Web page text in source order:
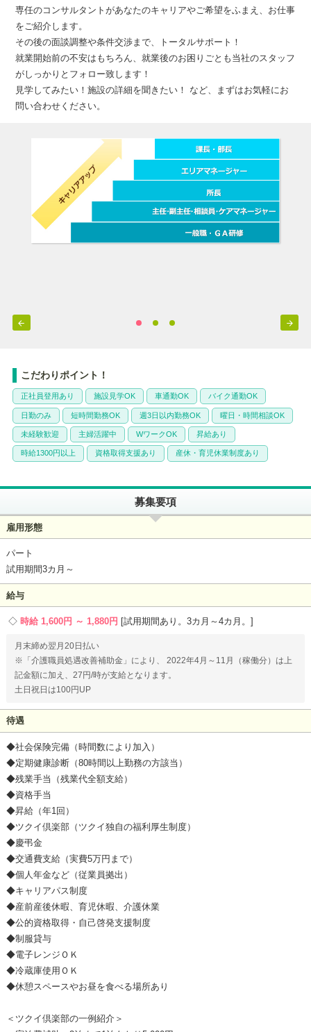
専任のコンサルタントがあなたのキャリアやご希望をふまえ、お仕事
をご紹介します。
その後の面談調整や条件交渉まで、トータルサポート！
就業開始前の不安はもちろん、就業後のお困りごとも当社のスタッフ
がしっかりとフォロー致します！
見学してみたい！施設の詳細を聞きたい！ など、まずはお気軽にお
問い合わせください。
 
こだわりポイント！
正社員登用あり 施設見学OK 車通勤OK バイク通勤OK
日勤のみ 短時間勤務OK 週3日以内勤務OK 曜日・時間相談OK
未経験歓迎 主婦活躍中 WワークOK 昇給あり
時給1300円以上 資格取得支援あり 産休・育児休業制度あり
募集要項
雇用形態
パート
試用期間3カ月～
給与
時給 1,600円 ～ 1,880円 試用期間あり。3カ月～4カ月。
月末締め翌月20日払い
※「介護職員処遇改善補助金」により、 2022年4月～11月（稼働分）は上
記金額に加え、27円/時が支給となります。
土日祝日は100円UP
待遇
◆社会保険完備（時間数により加入）
◆定期健康診断（80時間以上勤務の方該当）
◆残業手当（残業代全額支給）
◆資格手当
◆昇給（年1回）
◆ツクイ倶楽部（ツクイ独自の福利厚生制度）
◆慶弔金
◆交通費支給（実費5万円まで）
◆個人年金など（従業員拠出）
◆キャリアパス制度
◆産前産後休暇、育児休暇、介護休業
◆公的資格取得・自己啓発支援制度
◆制服貸与
◆電子レンジＯＫ
◆冷蔵庫使用ＯＫ
◆休憩スペースやお昼を食べる場所あり
＜ツクイ倶楽部の一例紹介＞